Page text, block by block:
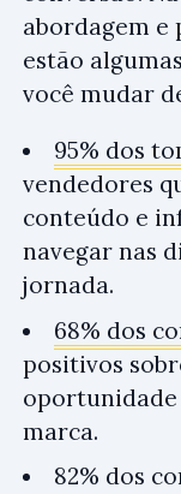
abordagem e
estão
você mudar
95% dos
vendedores
conteúdo e
navegar nas
jornada.
68% dos
positivos
marca.
82% dos